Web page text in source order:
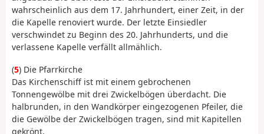
wahrscheinlich aus dem 17. Jahrhundert, einer Zeit, in der
die Kapelle renoviert wurde. Der letzte Einsiedler
verschwindet zu Beginn des 20. Jahrhunderts, und die
verlassene Kapelle verfällt allmählich.
(5) Die Pfarrkirche
Das Kirchenschiff ist mit einem gebrochenen
Tonnengewölbe mit drei Zwickelbögen überdacht. Die
halbrunden, in den Wandkörper eingezogenen Pfeiler, die
die Gewölbe der Zwickelbögen tragen, sind mit Kapitellen
gekrönt.